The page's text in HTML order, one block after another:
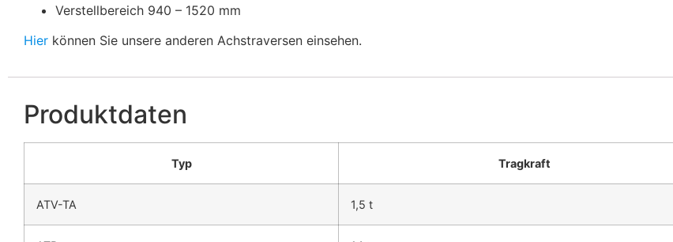
Verstellbereich 940 – 1520 mm
Hier können Sie unsere anderen Achstraversen einsehen.
Produktdaten
Typ Tragkraft
ATV-TA 1,5 t